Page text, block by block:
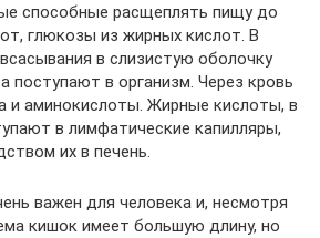
способные расщеплять пищу до
глюкозы из жирных кислот. В
в слизистую оболочку
поступают в организм. Через кровь
и аминокислоты. Жирные кислоты, в
в лимфатические капилляры,
их в печень.
важен для человека и, несмотря
кишок имеет большую длину, но